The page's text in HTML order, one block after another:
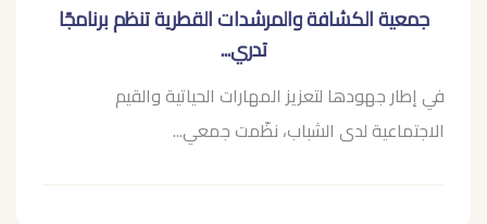
جمعية الكشافة والمرشدات القطرية تنظم برنامجًا
تدري...
في إطار جهودها لتعزيز المهارات الحياتية والقيم
الاجتماعية لدى الشباب، نظّمت جمعي...